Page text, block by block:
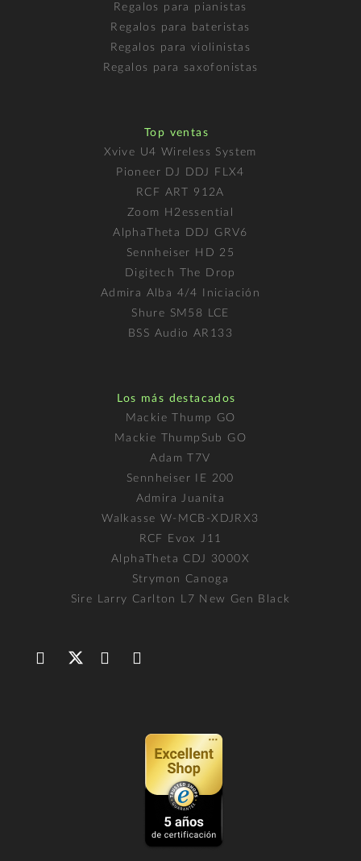
Regalos para pianistas
Regalos para bateristas
Regalos para violinistas
Regalos para saxofonistas
Top ventas
Xvive U4 Wireless System
Pioneer DJ DDJ FLX4
RCF ART 912A
Zoom H2essential
AlphaTheta DDJ GRV6
Sennheiser HD 25
Digitech The Drop
Admira Alba 4/4 Iniciación
Shure SM58 LCE
BSS Audio AR133
Los más destacados
Mackie Thump GO
Mackie ThumpSub GO
Adam T7V
Sennheiser IE 200
Admira Juanita
Walkasse W-MCB-XDJRX3
RCF Evox J11
AlphaTheta CDJ 3000X
Strymon Canoga
Sire Larry Carlton L7 New Gen Black